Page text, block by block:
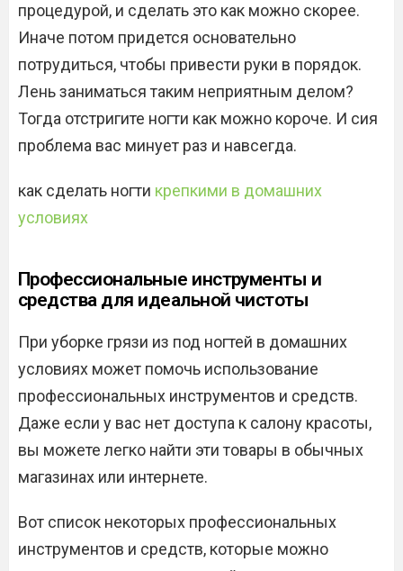
процедурой, и сделать это как можно скорее.
Иначе потом придется основательно
потрудиться, чтобы привести руки в порядок.
Лень заниматься таким неприятным делом?
Тогда отстригите ногти как можно короче. И сия
проблема вас минует раз и навсегда.
как сделать ногти крепкими в домашних
условиях
Профессиональные инструменты и
средства для идеальной чистоты
При уборке грязи из под ногтей в домашних
условиях может помочь использование
профессиональных инструментов и средств.
Даже если у вас нет доступа к салону красоты,
вы можете легко найти эти товары в обычных
магазинах или интернете.
Вот список некоторых профессиональных
инструментов и средств, которые можно